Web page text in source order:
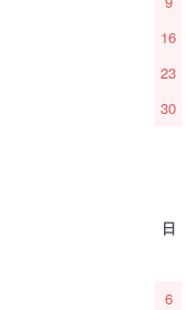
16
23
30
日
6